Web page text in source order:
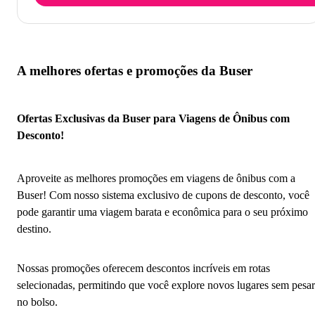
A melhores ofertas e promoções da Buser
Ofertas Exclusivas da Buser para Viagens de Ônibus com
Desconto!
Aproveite as melhores promoções em viagens de ônibus com a
Buser! Com nosso sistema exclusivo de cupons de desconto, você
pode garantir uma viagem barata e econômica para o seu próximo
destino.
Nossas promoções oferecem descontos incríveis em rotas
selecionadas, permitindo que você explore novos lugares sem pesar
no bolso.